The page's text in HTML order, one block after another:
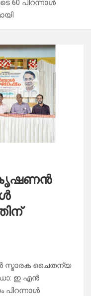
60 പിറന്നാൾ
സ്മാരക ചൈതന്യ
ഇ എൻ
പിറന്നാൾ